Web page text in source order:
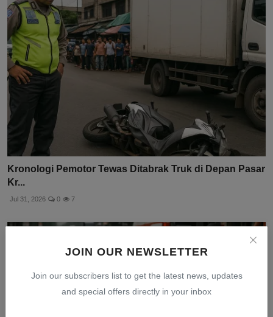
JOIN OUR NEWSLETTER
Join our subscribers list to get the latest news, updates
and special offers directly in your inbox
Kronologi Pemotor Tewas Ditabrak Truk di Depan Pasar
Kr...
Jul 31, 2026 0 7